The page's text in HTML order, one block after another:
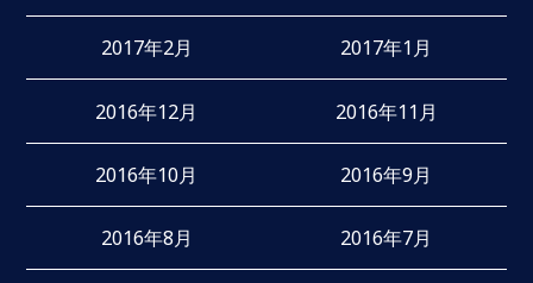
2017年2月 2017年1月
2016年12月 2016年11月
2016年10月 2016年9月
2016年8月 2016年7月